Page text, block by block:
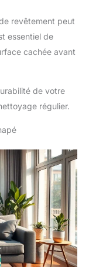
revêtement peut
essentiel de
cachée avant
de votre
régulier.